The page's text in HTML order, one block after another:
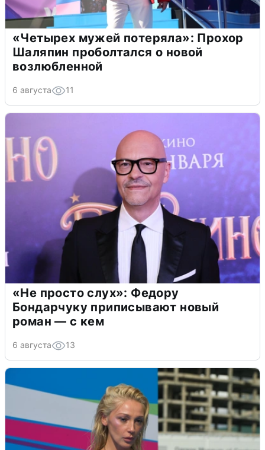
«Четырех мужей потеряла»: Прохор
Шаляпин проболтался о новой
возлюбленной
6 августа 11
«Не просто слух»: Федору
Бондарчуку приписывают новый
роман — с кем
6 августа 13